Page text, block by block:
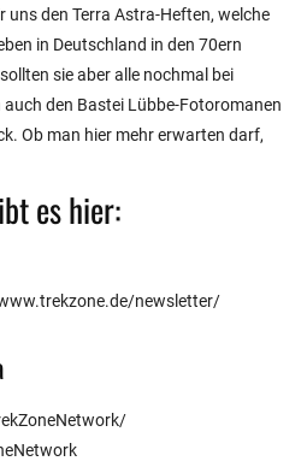
uns den Terra Astra-Heften, welche
in Deutschland in den 70ern
sie aber alle nochmal bei
den Bastei Lübbe-Fotoromanen
Ob man hier mehr erwarten darf,
es hier:
newsletter/